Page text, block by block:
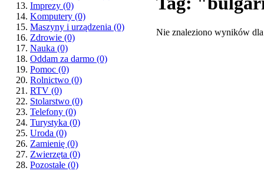
Imprezy (0)
Komputery (0)
Maszyny i urządzenia (0)
Zdrowie (0)
Nauka (0)
Oddam za darmo (0)
Pomoc (0)
Rolnictwo (0)
RTV (0)
Stolarstwo (0)
Telefony (0)
Turystyka (0)
Uroda (0)
Zamienię (0)
Zwierzęta (0)
Pozostałe (0)
Nie znaleziono wyników